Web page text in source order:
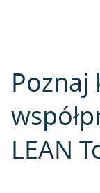
Poznaj
LEAN